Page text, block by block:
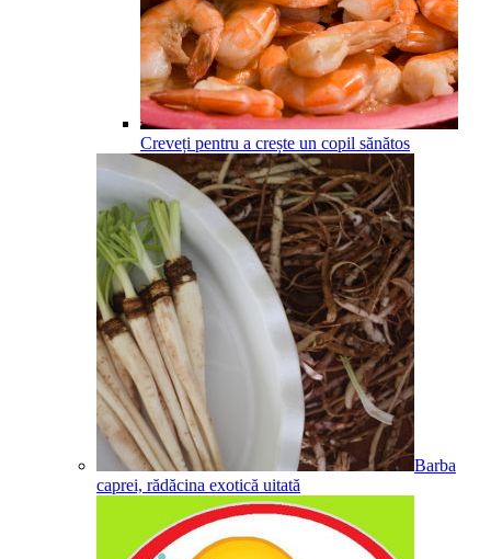
Creveți pentru a crește un copil sănătos
Barba
caprei, rădăcina exotică uitată